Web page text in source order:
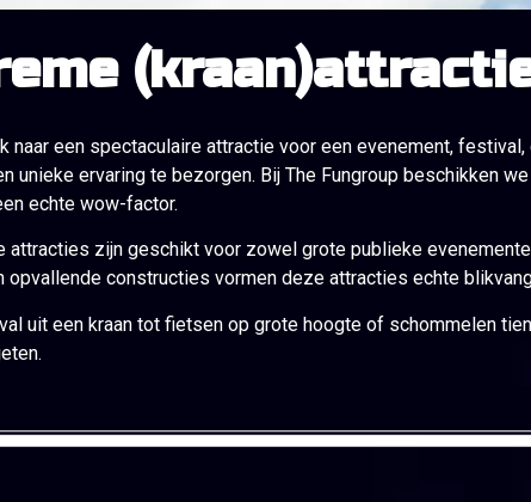
naar een spectaculaire attractie voor een evenement,
unieke ervaring te bezorgen. Bij The Fungroup beschikken
echte wow-factor.
attracties zijn geschikt voor zowel grote publieke
opvallende constructies vormen deze attracties echte
uit een kraan tot fietsen op grote hoogte of schommelen